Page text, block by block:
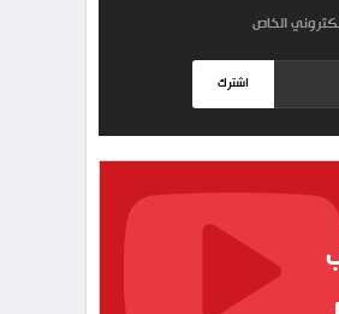
الخاص
اشترك